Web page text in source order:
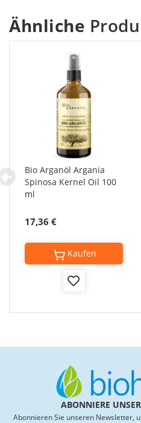
Ähnliche
Bio Arganöl Argania
Spinosa Kernel Oil 100
ml
17,36 €
Add
Kaufen
ABONNIERE
Abonnieren Sie unseren Newsletter,